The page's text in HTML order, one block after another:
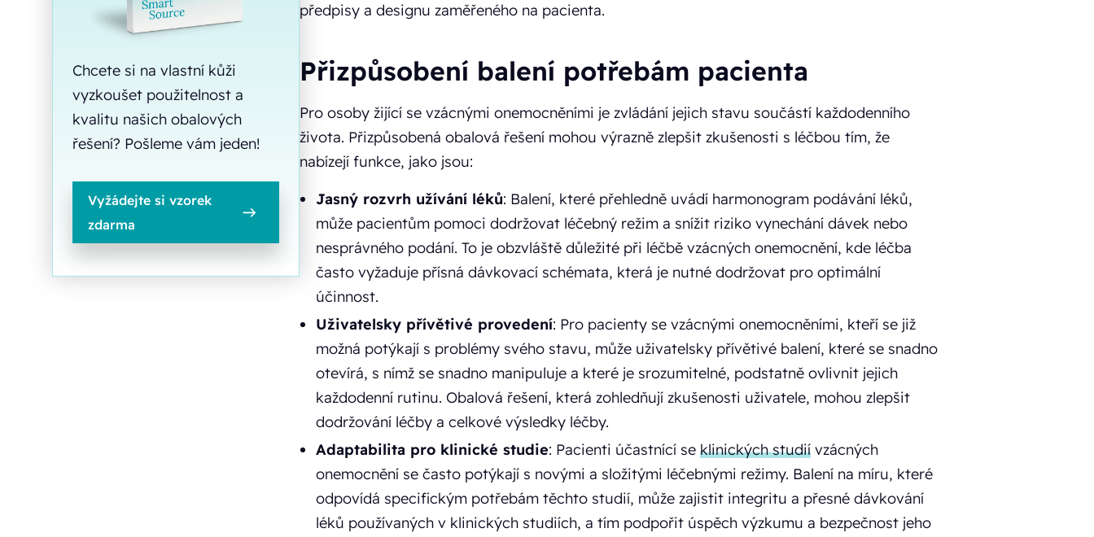
Chcete si na vlastní kůži
vyzkoušet použitelnost a
kvalitu našich obalových
řešení? Pošleme vám jeden!
Vyžádejte si vzorek
zdarma
předpisy a designu zaměřeného na pacienta.
Přizpůsobení balení potřebám pacienta
Pro osoby žijící se vzácnými onemocněními je zvládání jejich stavu součástí každodenního
života. Přizpůsobená obalová řešení mohou výrazně zlepšit zkušenosti s léčbou tím, že
nabízejí funkce, jako jsou:
Jasný rozvrh užívání léků: Balení, které přehledně uvádí harmonogram podávání léků,
může pacientům pomoci dodržovat léčebný režim a snížit riziko vynechání dávek nebo
nesprávného podání. To je obzvláště důležité při léčbě vzácných onemocnění, kde léčba
často vyžaduje přísná dávkovací schémata, která je nutné dodržovat pro optimální
účinnost.
Uživatelsky přívětivé provedení: Pro pacienty se vzácnými onemocněními, kteří se již
možná potýkají s problémy svého stavu, může uživatelsky přívětivé balení, které se snadno
otevírá, s nímž se snadno manipuluje a které je srozumitelné, podstatně ovlivnit jejich
každodenní rutinu. Obalová řešení, která zohledňují zkušenosti uživatele, mohou zlepšit
dodržování léčby a celkové výsledky léčby.
Adaptabilita pro klinické studie: Pacienti účastnící se klinických studií vzácných
onemocnění se často potýkají s novými a složitými léčebnými režimy. Balení na míru, které
odpovídá specifickým potřebám těchto studií, může zajistit integritu a přesné dávkování
léků používaných v klinických studiích, a tím podpořit úspěch výzkumu a bezpečnost jeho